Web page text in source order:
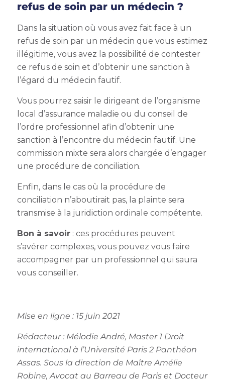
refus de soin par un médecin ?
Dans la situation où vous avez fait face à un
refus de soin par un médecin que vous estimez
illégitime, vous avez la possibilité de contester
ce refus de soin et d’obtenir une sanction à
l’égard du médecin fautif.
Vous pourrez saisir le dirigeant de l’organisme
local d’assurance maladie ou du conseil de
l’ordre professionnel afin d’obtenir une
sanction à l’encontre du médecin fautif. Une
commission mixte sera alors chargée d’engager
une procédure de conciliation.
Enfin, dans le cas où la procédure de
conciliation n’aboutirait pas, la plainte sera
transmise à la juridiction ordinale compétente.
Bon à savoir: ces procédures peuvent
s’avérer complexes, vous pouvez vous faire
accompagner par un professionnel qui saura
vous conseiller.
Mise en ligne : 15 juin 2021
Rédacteur : Mélodie André, Master 1 Droit
international à l’Université Paris 2 Panthéon
Assas. Sous la direction de Maître Amélie
Robine, Avocat au Barreau de Paris et Docteur